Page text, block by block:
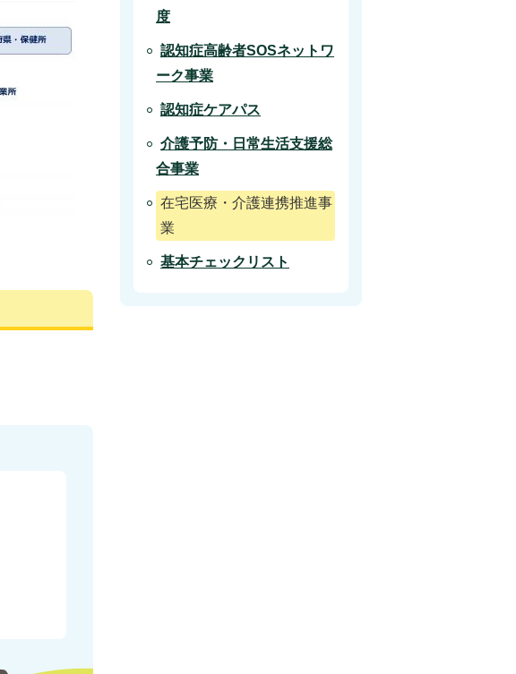
度
認知症高齢者SOSネットワ
ーク事業
認知症ケアパス
介護予防・日常生活支援総
合事業
在宅医療・介護連携推進事
業
基本チェックリスト